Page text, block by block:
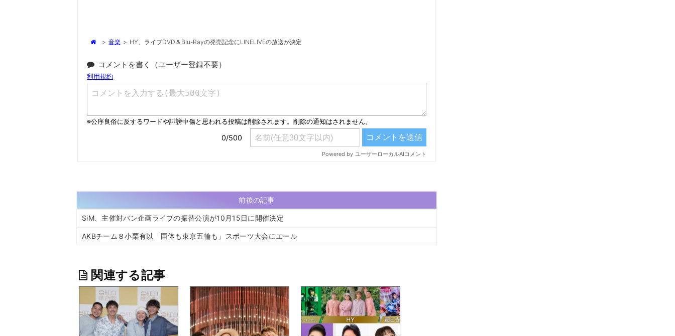
> 音楽 > HY、ライブDVD＆Blu-Rayの発売記念にLINELIVEの放送が決定
コメントを書く（ユーザー登録不要）
前後の記事
SiM、主催対バン企画ライブの振替公演が10月15日に開催決定
AKBチーム８小栗有以「国体も東京五輪も」スポーツ大会にエール
関連する記事